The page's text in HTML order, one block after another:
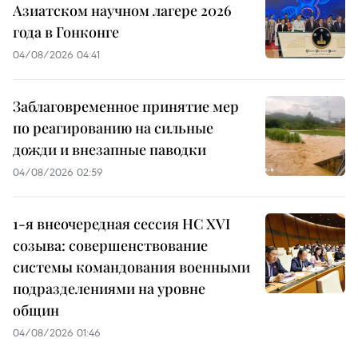
Азиатском научном лагере 2026
года в Гонконге
04/08/2026 04:41
Заблаговременное принятие мер
по реагированию на сильные
дожди и внезапные паводки
04/08/2026 02:59
1-я внеочередная сессия НС XVI
созыва: совершенствование
системы командования военными
подразделениями на уровне
общин
04/08/2026 01:46